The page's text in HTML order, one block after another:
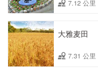
7.12 公里
大雅麦田
7.31 公里